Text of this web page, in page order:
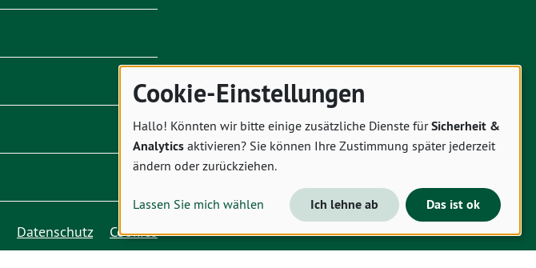
Datenschutz Cookies
Cookie-Einstellungen
Hallo! Könnten wir bitte einige zusätzliche Dienste fürSicherheit &
Analytics aktivieren? Sie können Ihre Zustimmung später jederzeit
ändern oder zurückziehen.
Lassen Sie mich wählen Ich lehne ab Das ist ok